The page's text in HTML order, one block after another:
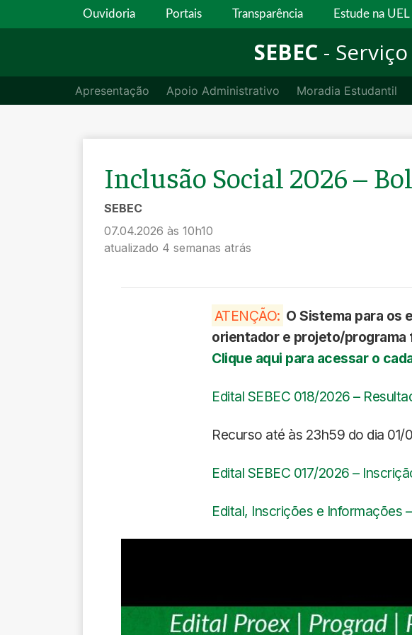
Ouvidoria Portais Transparência Estude na UEL
SEBEC -
Apresentação Apoio Administrativo Moradia Estudantil
Inclusão Social 2026 –
SEBEC
07.04.2026 às 10h10
atualizado 4 semanas atrás
ATENÇÃO: O Sistema para os
orientador e projeto/programa
Clique aqui para acessar o
Edital SEBEC 018/2026 –
Recurso até às 23h59 do dia 01/
Edital SEBEC 017/2026 –
Edital, Inscrições e Informações